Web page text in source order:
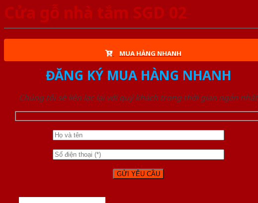
Cửa gỗ nhà tắm SGD 02
MUA HÀNG NHANH
ĐĂNG KÝ MUA HÀNG NHANH
Chúng tôi sẽ liên lạc lại với quý khách trong thời gian ngắn nhất